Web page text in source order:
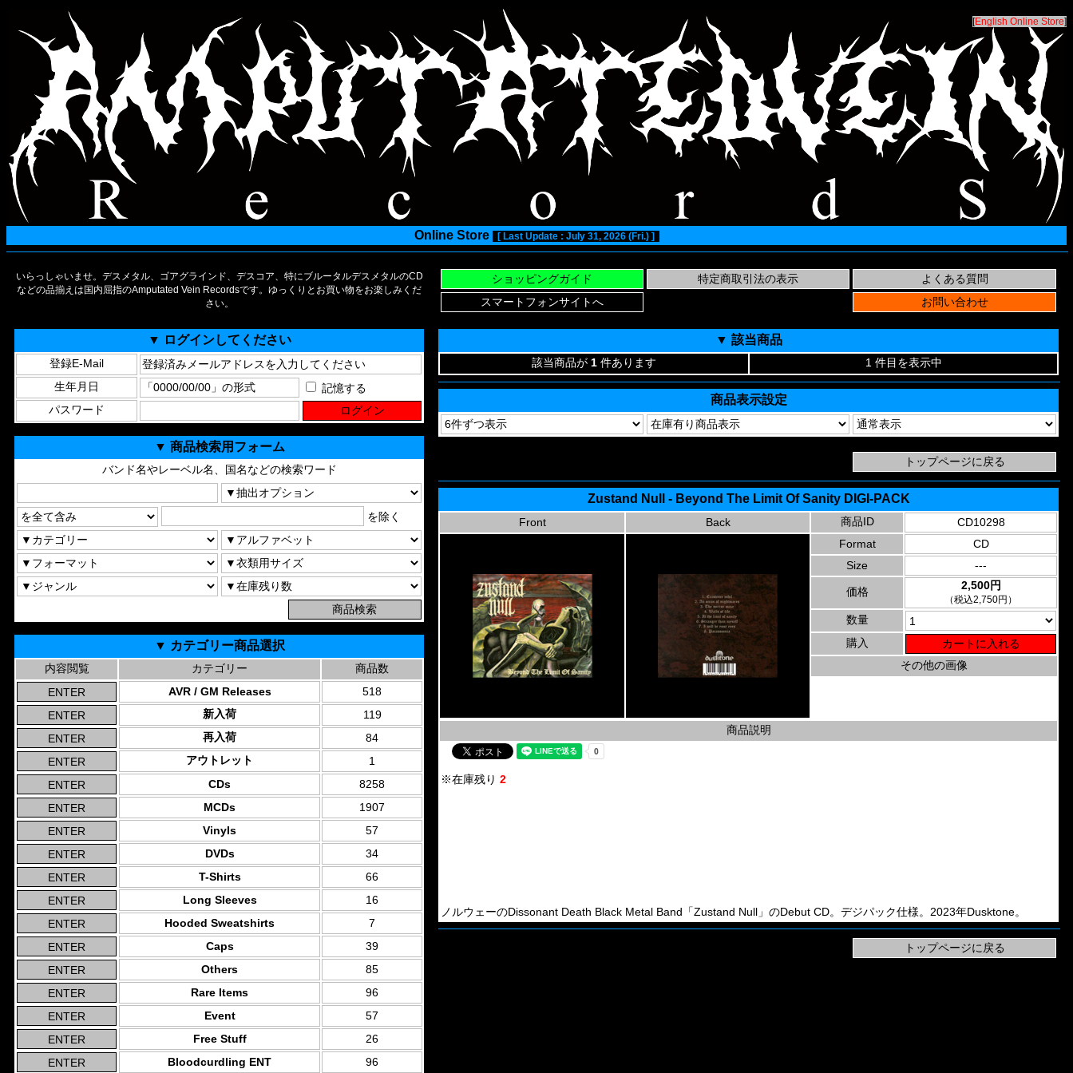
[English Online Store]
Online Store [ Last Update : July 31, 2026 (Fri.) ]
いらっしゃいませ。デスメタル、ゴアグラインド、デスコア、特にブルータルデスメタルのCD
などの品揃えは国内屈指のAmputated Vein Recordsです。ゆっくりとお買い物をお楽しみくだ
さい。
▼ ログインしてください
登録E-Mail
生年月日
記憶する
パスワード
▼ 商品検索用フォーム
バンド名やレーベル名、国名などの検索ワード
を除く
▼ カテゴリー商品選択
内容閲覧 カテゴリー
商品数
AVR / GM Releases
518
新入荷
119
再入荷
84
アウトレット
1
CDs
8258
MCDs
1907
Vinyls
57
DVDs
34
T-Shirts
66
Long Sleeves
16
Hooded Sweatshirts
7
Caps
39
Others
85
Rare Items
96
Event
57
Free Stuff
26
Bloodcurdling ENT
96
▼ 該当商品
該当商品が 1 件あります 1 件目を表示中
商品表示設定
Zustand Null - Beyond The Limit Of Sanity DIGI-PACK
Front Back 商品ID
CD10298
Format
CD
Size
---
価格 2,500円
（税込2,750円）
数量
購入
その他の画像
商品説明
※在庫残り 2
ノルウェーのDissonant Death Black Metal Band「Zustand Null」のDebut CD。デジパック仕様。2023年Dusktone。